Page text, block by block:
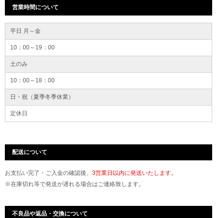
営業時間について
平日 月～金
10：00～19：00
土のみ
10：00～18：00
日・祝（夏季冬季休業）
定休日
配送について
お支払い完了・ご入金の確認後、 3営業日以内に発送いたします。
※在庫切れ等で発送が遅れる場合はご連絡致します。
不良品や返品・交換について